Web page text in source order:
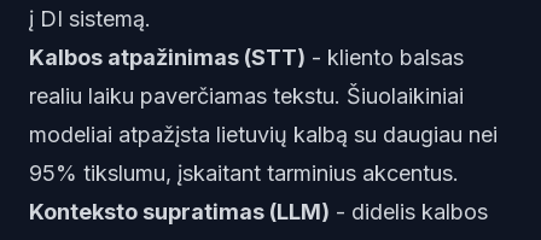
į DI sistemą.
Kalbos atpažinimas (STT) - kliento balsas
realiu laiku paverčiamas tekstu. Šiuolaikiniai
modeliai atpažįsta lietuvių kalbą su daugiau nei
95% tikslumu, įskaitant tarminius akcentus.
Konteksto supratimas (LLM) - didelis kalbos